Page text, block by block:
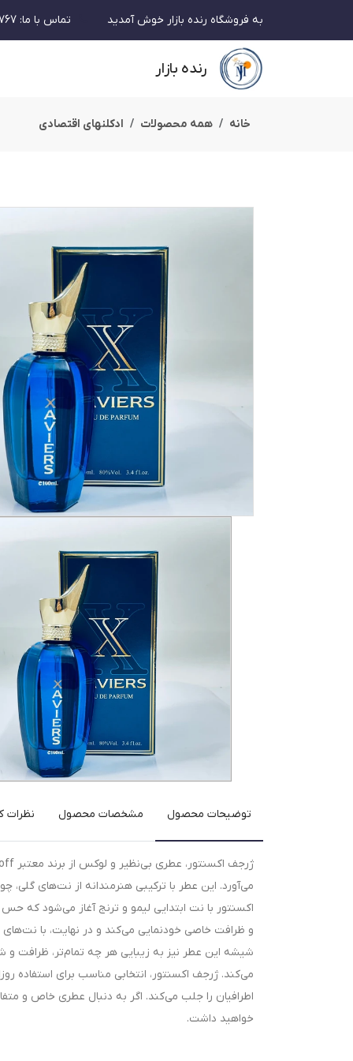
به فروشگاه رنده بازار خوش آمدید تماس با ما:
رنده بازار
خانه همه محصولات ادکلنهای اقتصادی
توضیحات محصول مشخصات محصول نظرات
می‌آورد. این عطر با ترکیبی هنرمندانه از نت‌های
اکسنتور با نت ابتدایی لیمو و ترنج آغاز می‌شود که
و ظرافت خاصی خودنمایی می‌کند و در نهایت، با نت‌های
شیشه این عطر نیز به زیبایی هر چه تمام‌تر، ظرافت و
می‌کند. ژرجف اکسنتور، انتخابی مناسب برای استفاده
اطرافیان را جلب می‌کند. اگر به دنبال عطری خاص و
خواهید داشت.